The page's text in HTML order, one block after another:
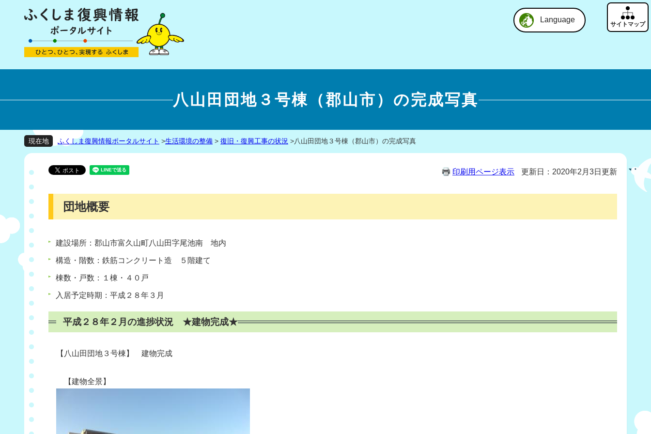
Language
八山田団地３号棟（郡山市）の完成写真
現在地 ふくしま復興情報ポータルサイト >生活環境の整備 > 復旧・復興工事の状況 >八山田団地３号棟（郡山市）の完成写真
印刷用ページ表示 更新日：2020年2月3日更新
団地概要
建設場所：郡山市富久山町八山田字尾池南 地内
構造・階数：鉄筋コンクリート造 ５階建て
棟数・戸数：１棟・４０戸
入居予定時期：平成２８年３月
平成２８年２月の進捗状況 ★建物完成★
【八山田団地３号棟】 建物完成
【建物全景】